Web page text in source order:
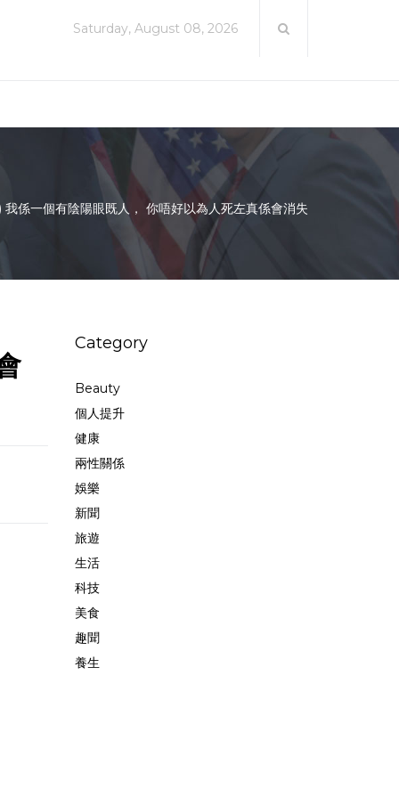
Saturday, August 08, 2026
係一個有陰陽眼既人， 你唔好以為人死左真係會消失
Category
Beauty
個人提升
健康
兩性關係
娛樂
新聞
旅遊
生活
科技
美食
趣聞
養生